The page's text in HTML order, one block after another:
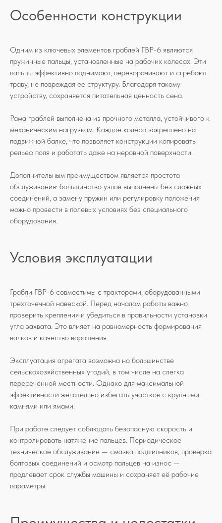
Особенности конструкции
Одним из ключевых элементов граблей ГВР-6 являются
пружинные пальцы, установленные на рабочих колесах. Эти
пальцы эффективно поднимают, переворачивают и сгребают
траву, не повреждая ее структуру. Благодаря такому
устройству, сохраняется питательная ценность сена.
Рама граблей выполнена из прочного металла, устойчивого к
механическим нагрузкам. Каждое колесо закреплено на
подвижной балке, что позволяет конструкции копировать
рельеф поля и работать даже на неровной поверхности.
Дополнительным преимуществом является простота
обслуживания: большинство узлов выполнены без сложных
соединений, а замену пружин или регулировку положения
можно провести в полевых условиях без специального
оборудования.
Условия эксплуатации
Грабли ГВР-6 совместимы с тракторами, оборудованными
трехточечной навеской. Перед началом работы важно
проверить крепления и убедиться в правильности установки
угла захвата. Это влияет на равномерность формирования
валков и качество ворошения.
Эксплуатация агрегата возможна на большинстве
сельскохозяйственных угодий, в том числе на слегка
пересечённой местности. Однако для максимальной
эффективности желательно избегать участков с крупными
камнями или ямами.
При работе следует соблюдать безопасную скорость и
контролировать натяжение пальцев. Периодическое
техническое обслуживание — смазка подшипников, проверка
болтовых соединений и осмотр пальцев на износ —
продлевает срок службы машины и сохраняет её рабочие
параметры.